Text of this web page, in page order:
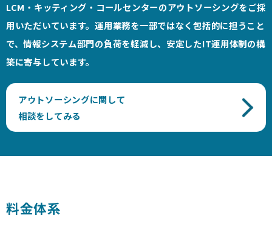
LCM・キッティング・コールセンターのアウトソーシングをご採
用いただいています。運用業務を一部ではなく包括的に担うこと
で、情報システム部門の負荷を軽減し、安定したIT運用体制の構
築に寄与しています。
アウトソーシングに関して
相談をしてみる
料金体系